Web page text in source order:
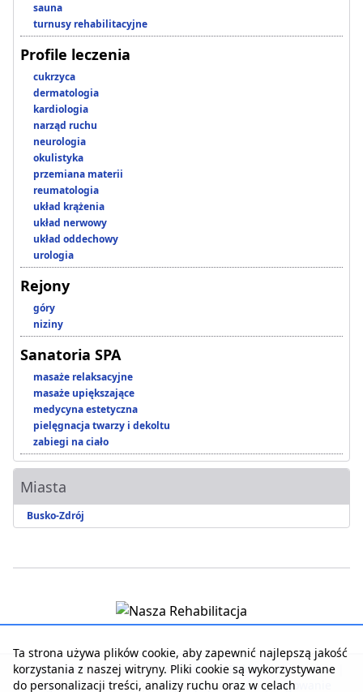
sauna
turnusy rehabilitacyjne
Profile leczenia
cukrzyca
dermatologia
kardiologia
narząd ruchu
neurologia
okulistyka
przemiana materii
reumatologia
układ krążenia
układ nerwowy
układ oddechowy
urologia
Rejony
góry
niziny
Sanatoria SPA
masaże relaksacyjne
masaże upiększające
medycyna estetyczna
pielęgnacja twarzy i dekoltu
zabiegi na ciało
Miasta
Busko-Zdrój
Strona główna | Kontakt z serwisem | Reklama w serwisie
Regulamin serwisu | Polityka prywatności | Logowanie
Ta strona używa plików cookie, aby zapewnić najlepszą jakość
korzystania z naszej witryny. Pliki cookie są wykorzystywane
do personalizacji treści, analizy ruchu oraz w celach